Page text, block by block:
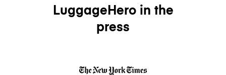
LuggageHero in the
press